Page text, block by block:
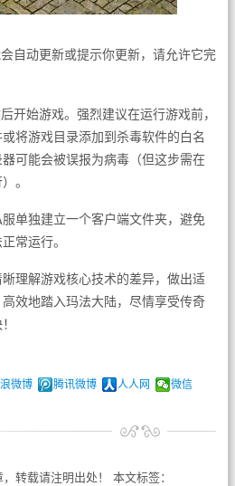
自动更新或提示你更新，请允许它完
开始游戏。强烈建议在运行游戏前，
将游戏目录添加到杀毒软件的白名
可能会被误报为病毒（但这步需在
。
单独建立一个客户端文件夹，避免
常运行。
理解游戏核心技术的差异，做出适
效地踏入玛法大陆，尽情享受传奇
微博 腾讯微博 人人网 微信
转载请注明出处！ 本文标签：